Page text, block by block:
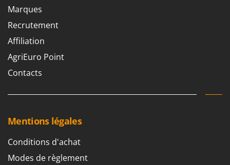
Marques
Recrutement
Affiliation
AgriEuro Point
Contacts
Mentions légales
Conditions d'achat
Modes de règlement